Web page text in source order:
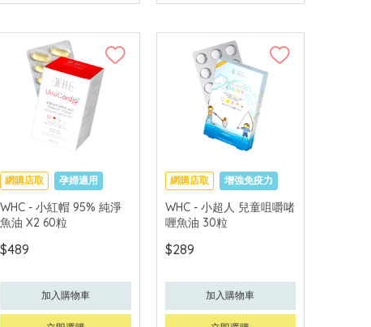
網購店取 孕婦適用
WHC - 小紅帽 95% 純淨
魚油 X2 60粒
$489
加入購物車
網購店取
增強免疫力
促進眼腦發育
WHC - 小超人 兒童咀嚼啫
喱魚油 30粒
$289
加入購物車